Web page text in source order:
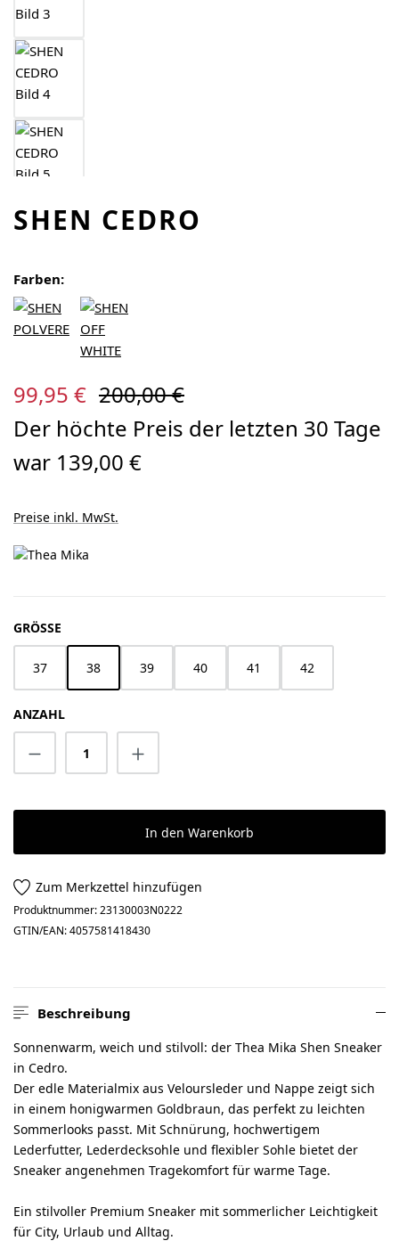
SHEN CEDRO
Farben:
Verkaufspreis:
99,95 € Regulärer Preis:
200,00 €
Der höchte Preis der letzten 30 Tage
war 139,00 €
Preise inkl. MwSt.
GRÖSSE
37 38 39 40 41 42
ANZAHL
Produkt Anzahl: Gib den gewünschten
In den Warenkorb
Zum Merkzettel hinzufügen
Produktnummer:23130003N0222
GTIN/EAN:4057581418430
Beschreibung
Sonnenwarm, weich und stilvoll: der Thea Mika Shen Sneaker
in Cedro.
Der edle Materialmix aus Veloursleder und Nappe zeigt sich
in einem honigwarmen Goldbraun, das perfekt zu leichten
Sommerlooks passt. Mit Schnürung, hochwertigem
Lederfutter, Lederdecksohle und flexibler Sohle bietet der
Sneaker angenehmen Tragekomfort für warme Tage.
Ein stilvoller Premium Sneaker mit sommerlicher Leichtigkeit
für City, Urlaub und Alltag.